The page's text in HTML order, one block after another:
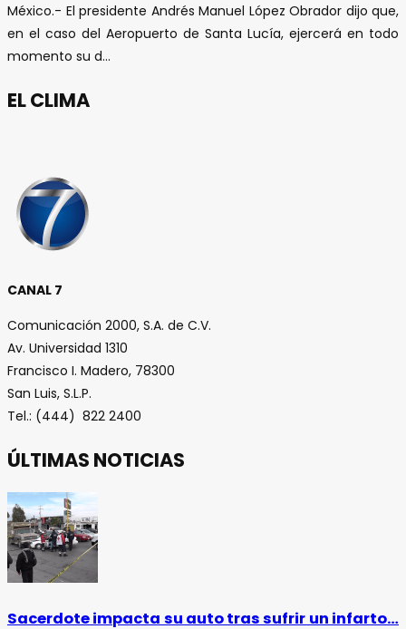
México.- El presidente Andrés Manuel López Obrador dijo que,
en el caso del Aeropuerto de Santa Lucía, ejercerá en todo
momento su d...
EL CLIMA
CANAL 7
Comunicación 2000, S.A. de C.V.
Av. Universidad 1310
Francisco I. Madero, 78300
San Luis, S.L.P.
Tel.: (444) 822 2400
ÚLTIMAS NOTICIAS
Sacerdote impacta su auto tras sufrir un infarto…